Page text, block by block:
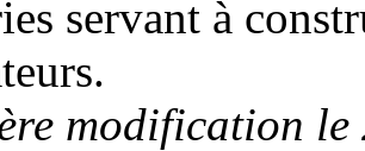
servant à
modification le